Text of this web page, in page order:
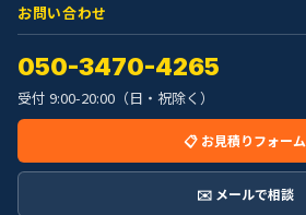
お問い合わせ
050-3470-4265
受付 9:00-20:00（日・祝除く）
📋 お見積りフォーム
✉️ メールで相談